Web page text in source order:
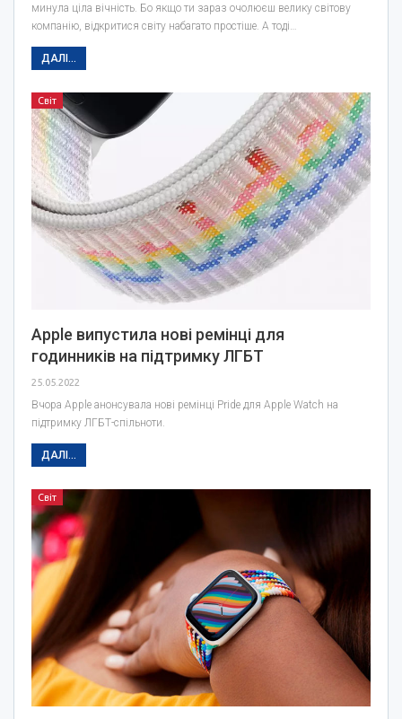
минула ціла вічність. Бо якщо ти зараз очолюєш велику світову
компанію, відкритися світу набагато простіше. А тоді…
ДАЛІ...
Світ
Apple випустила нові ремінці для
годинників на підтримку ЛГБТ
25.05.2022
Вчора Apple анонсувала нові ремінці Pride для Apple Watch на
підтримку ЛГБТ-спільноти.
ДАЛІ...
Світ